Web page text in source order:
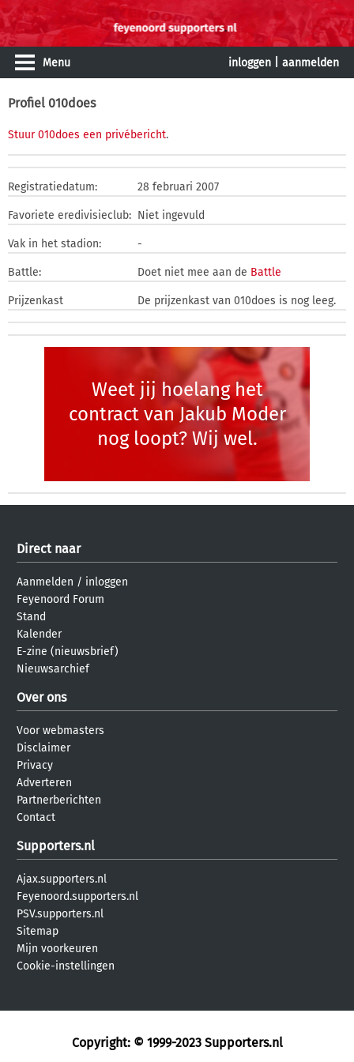
Menu inloggen aanmelden
Profiel 010does
Stuur 010does een privébericht.
Registratiedatum: 28 februari 2007
Favoriete eredivisieclub: Niet ingevuld
Vak in het stadion: -
Battle: Doet niet mee aan de Battle
Prijzenkast De prijzenkast van 010does is nog leeg.
Weet jij hoelang het
contract van Jakub Moder
nog loopt? Wij wel.
Direct naar
Aanmelden / inloggen
Feyenoord Forum
Stand
Kalender
E-zine (nieuwsbrief)
Nieuwsarchief
Over ons
Voor webmasters
Disclaimer
Privacy
Adverteren
Partnerberichten
Contact
Supporters.nl
Ajax.supporters.nl
Feyenoord.supporters.nl
PSV.supporters.nl
Sitemap
Mijn voorkeuren
Cookie-instellingen
Copyright: © 1999-2023 Supporters.nl